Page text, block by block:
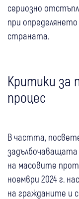
сериозно
при
страната.
Критики за
процес
В частта,
на масовите
ноември 2024 г.
на гражданите и